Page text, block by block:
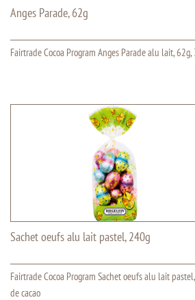
Anges Parade, 62g
Fairtrade Cocoa Program Anges Parade alu lait, 62g,
Sachet oeufs alu lait pastel, 240g
Fairtrade Cocoa Program Sachet oeufs alu lait
de cacao